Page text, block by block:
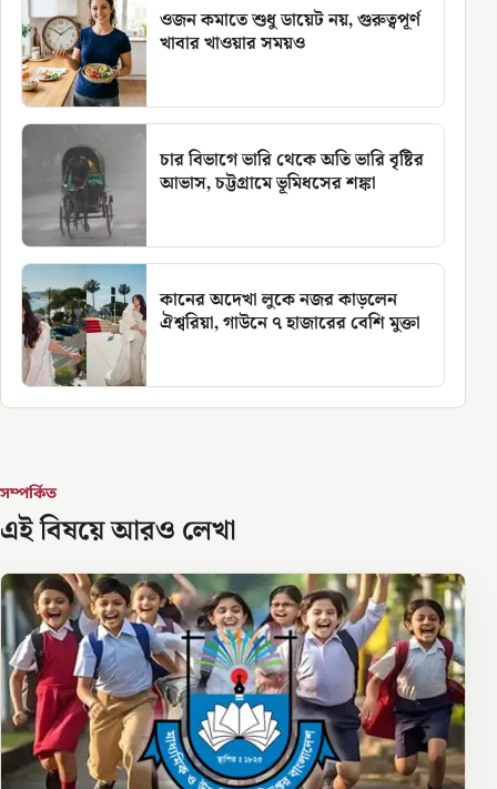
ওজন কমাতে শুধু ডায়েট নয়, গুরুত্বপূর্ণ
খাবার খাওয়ার সময়ও
চার বিভাগে ভারি থেকে অতি ভারি বৃষ্টির
আভাস, চট্টগ্রামে ভূমিধসের শঙ্কা
কানের অদেখা লুকে নজর কাড়লেন
ঐশ্বরিয়া, গাউনে ৭ হাজারের বেশি মুক্তা
সম্পর্কিত
এই বিষয়ে আরও লেখা